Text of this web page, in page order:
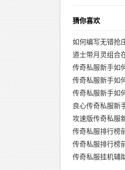
猜你喜欢
如何编写无错抢
道士带月灵组合
传奇私服新手如
传奇私服新手如
传奇私服新手如
良心传奇私服新
攻速版传奇私服
传奇私服排行榜
传奇私服排行榜
传奇私服挂机辅